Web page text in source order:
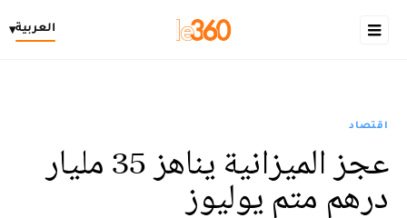
العربية▾
اقتصاد
عجز الميزانية يناهز 35 مليار
درهم متم يوليوز